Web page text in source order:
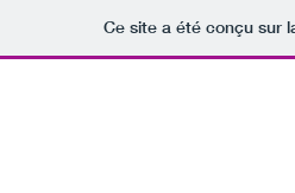
Ce site a été conçu sur